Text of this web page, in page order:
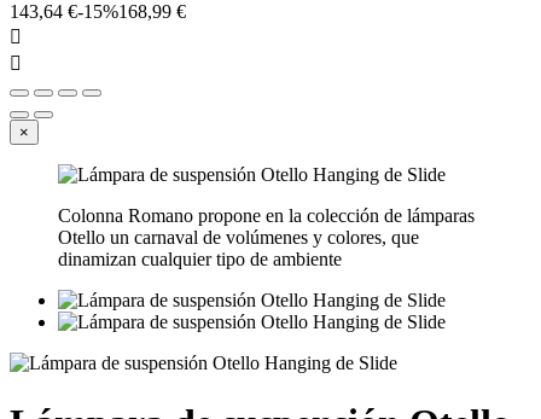
143,64 €-15%168,99 €


×
Colonna Romano propone en la colección de lámparas
Otello un carnaval de volúmenes y colores, que
dinamizan cualquier tipo de ambiente